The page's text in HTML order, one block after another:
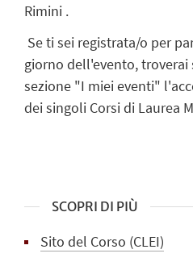
Rimini .
Se ti sei registrata/o per
giorno dell'evento,
sezione "I miei eventi"
dei singoli Corsi di Laurea
SCOPRI DI PIÙ
Sito del Corso (CLEI)